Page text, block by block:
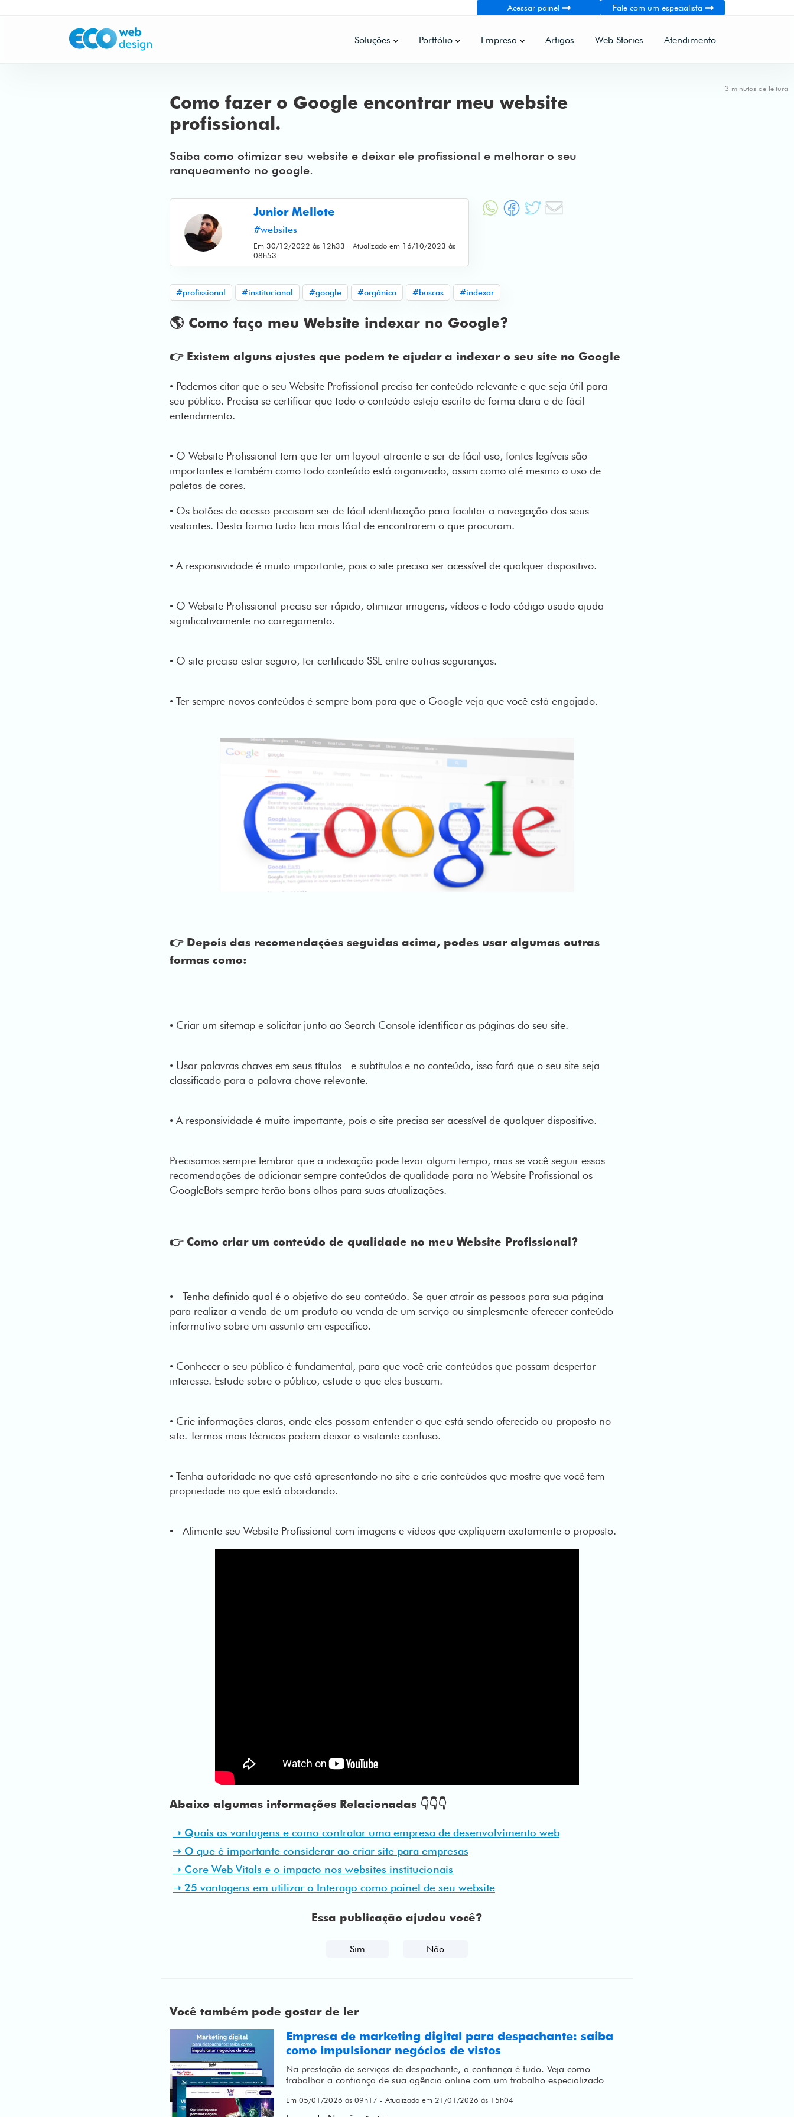
Acessar painel Fale com um especialista
Soluções Portfólio Empresa Artigos Web Stories Atendimento
3 minutos de leitura
Como fazer o Google encontrar meu website
profissional.
Saiba como otimizar seu website e deixar ele profissional e melhorar o seu
ranqueamento no google.
Junior Mellote
#websites
Em 30/12/2022 às 12h33 - Atualizado em 16/10/2023 às
08h53
#profissional #institucional #google #orgânico #buscas #indexar
🌎 Como faço meu Website indexar no Google?
👉 Existem alguns ajustes que podem te ajudar a indexar o seu site no Google
• Podemos citar que o seu Website Profissional precisa ter conteúdo relevante e que seja útil para
seu público. Precisa se certificar que todo o conteúdo esteja escrito de forma clara e de fácil
entendimento.
• O Website Profissional tem que ter um layout atraente e ser de fácil uso, fontes legíveis são
importantes e também como todo conteúdo está organizado, assim como até mesmo o uso de
paletas de cores.
• Os botões de acesso precisam ser de fácil identificação para facilitar a navegação dos seus
visitantes. Desta forma tudo fica mais fácil de encontrarem o que procuram.
• A responsividade é muito importante, pois o site precisa ser acessível de qualquer dispositivo.
• O Website Profissional precisa ser rápido, otimizar imagens, vídeos e todo código usado ajuda
significativamente no carregamento.
• O site precisa estar seguro, ter certificado SSL entre outras seguranças.
• Ter sempre novos conteúdos é sempre bom para que o Google veja que você está engajado.
👉 Depois das recomendações seguidas acima, podes usar algumas outras
formas como:
• Criar um sitemap e solicitar junto ao Search Console identificar as páginas do seu site.
• Usar palavras chaves em seus títulos e subtítulos e no conteúdo, isso fará que o seu site seja
classificado para a palavra chave relevante.
• A responsividade é muito importante, pois o site precisa ser acessível de qualquer dispositivo.
Precisamos sempre lembrar que a indexação pode levar algum tempo, mas se você seguir essas
recomendações de adicionar sempre conteúdos de qualidade para no Website Profissional os
GoogleBots sempre terão bons olhos para suas atualizações.
👉 Como criar um conteúdo de qualidade no meu Website Profissional?
• Tenha definido qual é o objetivo do seu conteúdo. Se quer atrair as pessoas para sua página
para realizar a venda de um produto ou venda de um serviço ou simplesmente oferecer conteúdo
informativo sobre um assunto em específico.
• Conhecer o seu público é fundamental, para que você crie conteúdos que possam despertar
interesse. Estude sobre o público, estude o que eles buscam.
• Crie informações claras, onde eles possam entender o que está sendo oferecido ou proposto no
site. Termos mais técnicos podem deixar o visitante confuso.
• Tenha autoridade no que está apresentando no site e crie conteúdos que mostre que você tem
propriedade no que está abordando.
• Alimente seu Website Profissional com imagens e vídeos que expliquem exatamente o proposto.
Abaixo algumas informações Relacionadas 👇👇👇
➝ Quais as vantagens e como contratar uma empresa de desenvolvimento web
➝ O que é importante considerar ao criar site para empresas
➝ Core Web Vitals e o impacto nos websites institucionais
➝ 25 vantagens em utilizar o Interago como painel de seu website
Essa publicação ajudou você?
Sim Não
Você também pode gostar de ler
Empresa de marketing digital para despachante: saiba
como impulsionar negócios de vistos
Na prestação de serviços de despachante, a confiança é tudo. Veja como
trabalhar a confiança de sua agência online com um trabalho especializado
Em 05/01/2026 às 09h17 - Atualizado em 21/01/2026 às 15h04